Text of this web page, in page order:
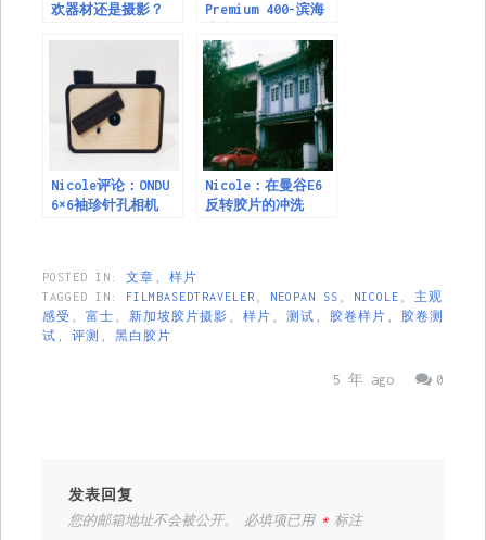
欢器材还是摄影？
Premium 400-滨海
Nicole评论：ONDU
6×6袖珍针孔相机
Nicole：在曼谷E6
反转胶片的冲洗
POSTED IN: 文章
样片
TAGGED IN: FILMBASEDTRAVELER NEOPAN SS NICOLE
主观
感受
富士 新加坡胶片摄影 样片 测试 胶卷样片
胶卷测
试
评测 黑白胶片
0
5 年 ago
发表回复
您的邮箱地址不会被公开。 必填项已用 *标注